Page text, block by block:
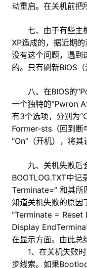
动重启。在关机前把
七、由于有些主
XP造成的，据近期
没有这个问题，遇到
的。只有刷新BIOS（
八、在BIOS的
一个独特的“Pwron
有3个选项，分别为
Former-sts（回到断
“On”（开机），将其
九、关机失败后
BOOTLOG.TXT中记
Terminate=” 和其所
知道关机失败的原因
“Terminate =
Display
在显示方面。由此总
1、在关机失败时
步线索。如果